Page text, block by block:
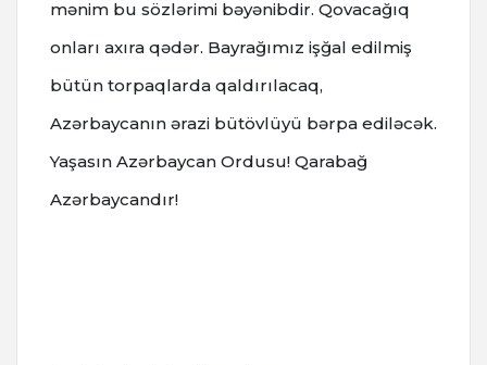
mənim bu sözlərimi bəyənibdir. Qovacağıq
onları axıra qədər. Bayrağımız işğal edilmiş
bütün torpaqlarda qaldırılacaq,
Azərbaycanın ərazi bütövlüyü bərpa ediləcək.
Yaşasın Azərbaycan Ordusu! Qarabağ
Azərbaycandır!